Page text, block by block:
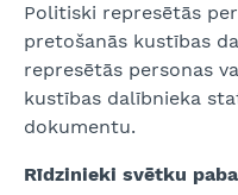
Politiski represētās
pretošanās kustības
represētās personas
kustības dalībnieka
dokumentu.
Rīdzinieki svētku